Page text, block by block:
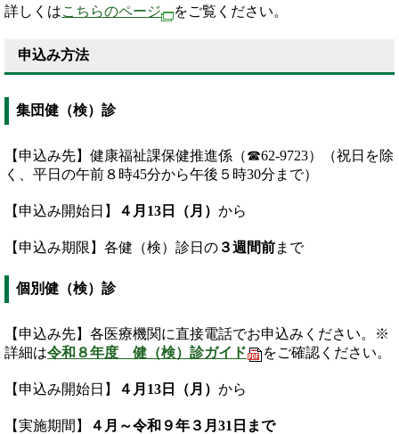
詳しくはこちらのページ をご覧ください。
申込み方法
集団健（検）診
【申込み先】健康福祉課保健推進係（☎62-9723）（祝日を除
く、平日の午前８時45分から午後５時30分まで）
【申込み開始日】 ４月13日（月） から
【申込み期限】各健（検）診日の ３週間前まで
個別健（検）診
【申込み先】各医療機関に直接電話でお申込みください。※
詳細は令和８年度 健（検）診ガイド をご確認ください。
【申込み開始日】 ４月13日（月） から
【実施期間】 ４月～令和９年３月31日まで